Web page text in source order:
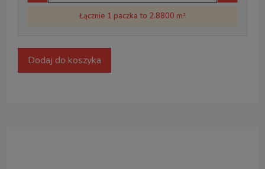
Łącznie 1 paczka to 2.8800 m²
Dodaj do koszyka